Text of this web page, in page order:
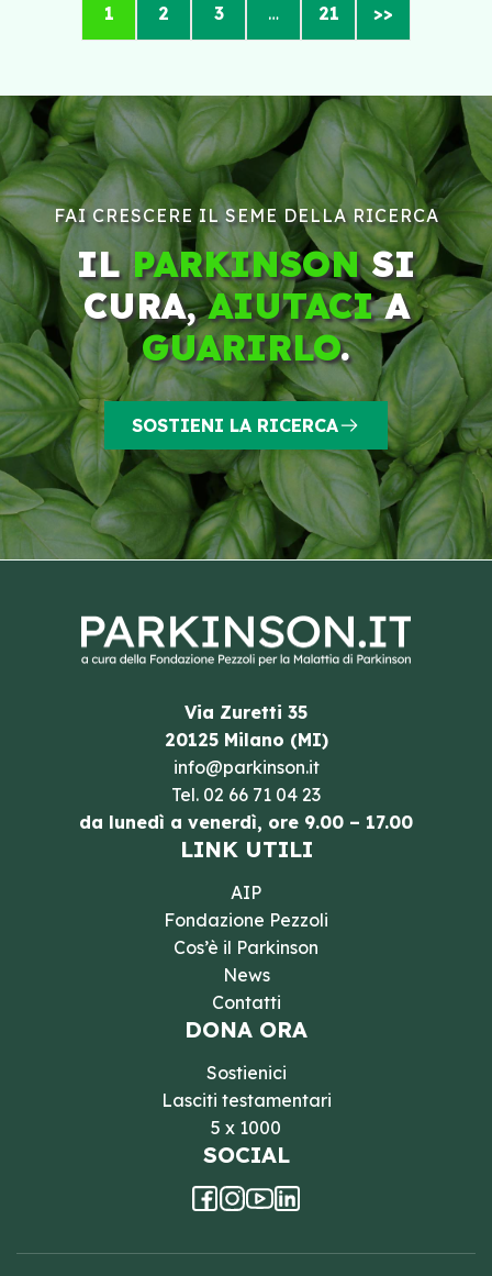
1 2 3 … 21 >>
FAI CRESCERE IL SEME DELLA RICERCA
ILPARKINSONSI
CURA,AIUTACIA
GUARIRLO.
SOSTIENI LA RICERCA
Via Zuretti 35
20125 Milano (MI)
info@parkinson.it
Tel. 02 66 71 04 23
da lunedì a venerdì, ore 9.00 – 17.00
LINK UTILI
AIP
Fondazione Pezzoli
Cos’è il Parkinson
News
Contatti
DONA ORA
Sostienici
Lasciti testamentari
5 x 1000
SOCIAL